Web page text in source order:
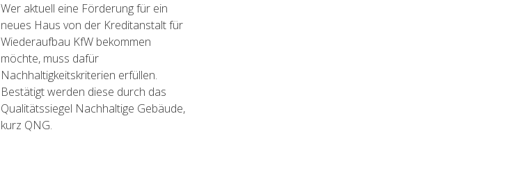
Wer aktuell eine Förderung für ein
neues Haus von der Kreditanstalt für
Wiederaufbau KfW bekommen
möchte, muss dafür
Nachhaltigkeitskriterien erfüllen.
Bestätigt werden diese durch das
Qualitätssiegel Nachhaltige Gebäude,
kurz QNG.